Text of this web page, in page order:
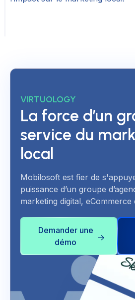
VIRTUOLOGY
La force d’un
service du
local
Mobilosoft est fier de
puissance d’un groupe
marketing digital, eCommerce
Demander une
démo